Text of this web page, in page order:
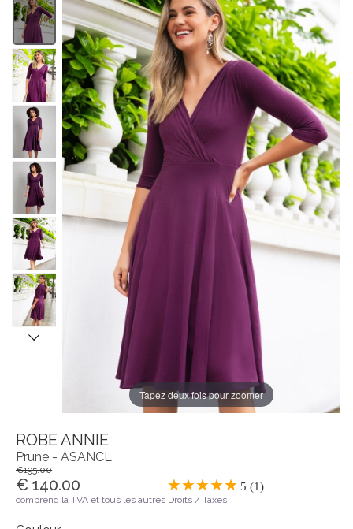
Tapez deux fois pour zoomer
ROBE ANNIE
Prune - ASANCL
€195.00
€ 140.00 5 (1)
comprend la TVA et tous les autres Droits / Taxes